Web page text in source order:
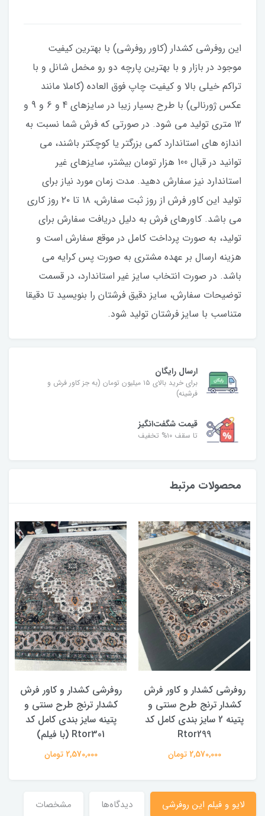
این روفرشی کشدار (کاور روفرشی) با بهترین کیفیت
موجود در بازار و با بهترین پارچه دو رو مخمل شانل و با
تراکم خیلی بالا و کیفیت چاپ فوق العاده (کاملا مانند
عکس ژورنالی) با طرح بسیار زیبا در سایزهای 4 و 6 و 9 و
12 متری تولید می شود. در صورتی که فرش شما نسبت به
اندازه های استاندارد کمی بزرگتر یا کوچکتر باشند، می
توانید در قبال 100 هزار تومان بیشتر، سایزهای غیر
استاندارد نیز سفارش دهید. مدت زمان مورد نیاز برای
تولید این کاور فرش از روز ثبت سفارش، ۱۸ تا ۲۰ روز کاری
می باشد. کاورهای فرش به دلیل دریافت سفارش برای
تولید، به صورت پرداخت کامل در موقع سفارش است و
هزینه ارسال بر عهده مشتری به صورت پس کرایه می
باشد. در صورت انتخاب سایز غیر استاندارد، در قسمت
توضیحات سفارش، سایز دقیق فرشتان را بنویسید تا دقیقا
متناسب با سایز فرشتان تولید شود.
ارسال رایگان
برای خرید بالای ۱۵ میلیون تومان (به جز کاور فرش و
فرشینه)
قیمت شگفت‌انگیز
تا سقف ۱۰% تخفیف
محصولات مرتبط
روفرشی کشدار و کاور فرش
کشدار ترنج طرح سنتی و
پتینه 2 سایز بندی کامل کد
Rtor299
2,570,000 تومان
روفرشی کشدار و کاور فرش
کشدار ترنج طرح سنتی و
پتینه سایز بندی کامل کد
Rtor301 (با فیلم)
2,570,000 تومان
لایو و فیلم این روفرشی دیدگاه‌ها مشخصات